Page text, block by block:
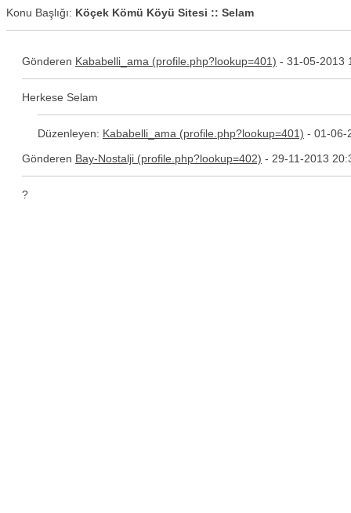
Konu Başlığı: Köçek Kömü Köyü Sitesi :: Selam
Gönderen Kababelli_ama - 31-05-2013
Herkese Selam
Düzenleyen: Kababelli_ama
- 01-06-
Gönderen Bay-Nostalji - 29-11-2013
?